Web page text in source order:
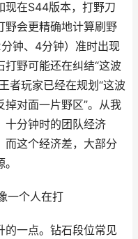
现在S44版本，打野刀
野会更精确地计算刷野
钟、4分钟）准时出现
野可能还在纠结“这波
者玩家已经在规划“这波
对面一片野区”。从我
十分钟时的团队经济
而这个经济差，大部分
一个人在打
的一点。钻石段位常见